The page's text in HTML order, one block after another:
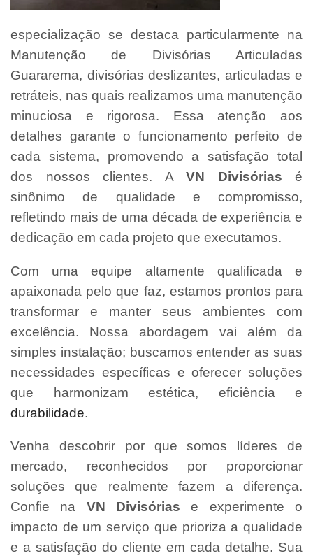
especialização se destaca particularmente na
Manutenção de Divisórias Articuladas
Guararema, divisórias deslizantes, articuladas e
retráteis, nas quais realizamos uma manutenção
minuciosa e rigorosa. Essa atenção aos
detalhes garante o funcionamento perfeito de
cada sistema, promovendo a satisfação total
dos nossos clientes. A VN Divisórias é
sinônimo de qualidade e compromisso,
refletindo mais de uma década de experiência e
dedicação em cada projeto que executamos.
Com uma equipe altamente qualificada e
apaixonada pelo que faz, estamos prontos para
transformar e manter seus ambientes com
excelência. Nossa abordagem vai além da
simples instalação; buscamos entender as suas
necessidades específicas e oferecer soluções
que harmonizam estética, eficiência e
durabilidade.
Venha descobrir por que somos líderes de
mercado, reconhecidos por proporcionar
soluções que realmente fazem a diferença.
Confie na VN Divisórias e experimente o
impacto de um serviço que prioriza a qualidade
e a satisfação do cliente em cada detalhe. Sua